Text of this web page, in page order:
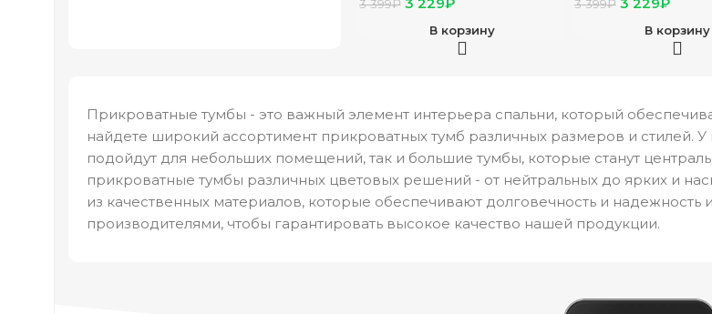
шимо светлый)
3 399₽
В корзину
3 399₽
В корзину
Прикроватные тумбы - это важный элемент интерьера спальни, который
найдете широкий ассортимент прикроватных тумб различных размеров и стилей.
подойдут для небольших помещений, так и большие тумбы, которые станут
прикроватные тумбы различных цветовых решений - от нейтральных до ярких и
из качественных материалов, которые обеспечивают долговечность и
производителями, чтобы гарантировать высокое качество нашей продукции.